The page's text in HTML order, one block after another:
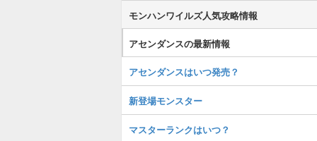
モンハンワイルズ人気攻略情報
アセンダンスの最新情報
アセンダンスはいつ発売？
新登場モンスター
マスターランクはいつ？